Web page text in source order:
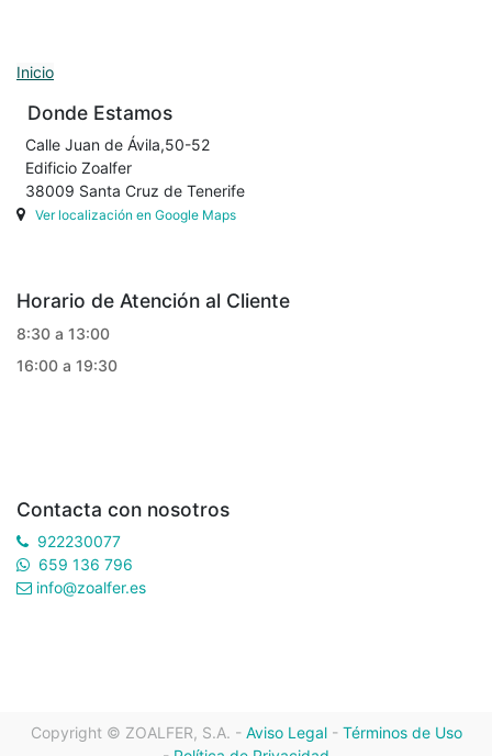
Inicio
Donde Estamos
Calle Juan de Ávila,50-52
Edificio Zoalfer
38009 Santa Cruz de Tenerife
Ver localización en Google Maps
Horario de Atención al Cliente
8:30 a 13:00
16:00 a 19:30
Contacta con nosotros
922230077
659 136 796
info@zoalfer.es
Copyright © ZOALFER, S.A. - Aviso Legal - Términos de Uso